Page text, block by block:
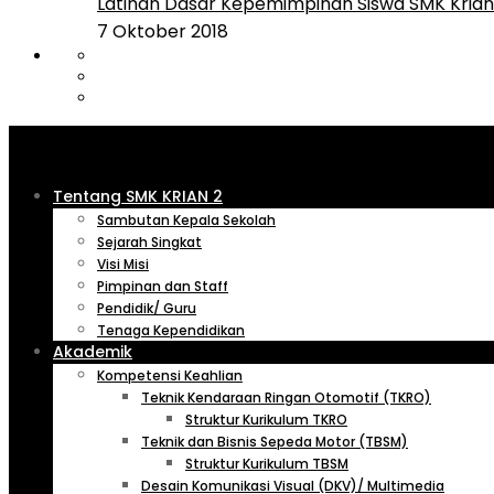
7 Oktober 2018
Tentang SMK KRIAN 2
Sambutan Kepala Sekolah
Sejarah Singkat
Visi Misi
Pimpinan dan Staff
Pendidik/ Guru
Tenaga Kependidikan
Akademik
Kompetensi Keahlian
Teknik Kendaraan Ringan Otomotif (TKRO)
Struktur Kurikulum TKRO
Teknik dan Bisnis Sepeda Motor (TBSM)
Struktur Kurikulum TBSM
Desain Komunikasi Visual (DKV)/ Multimedia